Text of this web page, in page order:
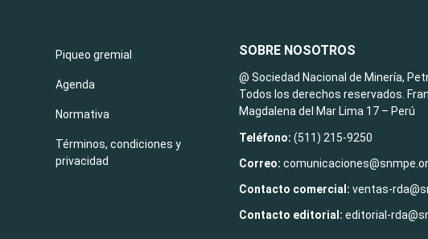
Piqueo gremial
Agenda
Normativa
Términos, condiciones y
privacidad
SOBRE NOSOTROS
@ Sociedad Nacional de Minería,
Todos los derechos reservados.
Magdalena del Mar Lima 17 – Perú
Teléfono: (511) 215-9250
Correo:
Contacto comercial: ventas-
Contacto editorial: editorial-